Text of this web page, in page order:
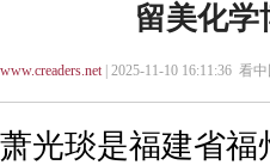
留美化学
www.creaders.net| 2025-11-10 16:11:36 看中
萧光琰是福建省